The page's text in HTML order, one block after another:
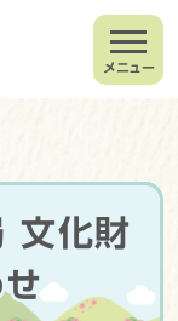
メニュー
文化財
せ